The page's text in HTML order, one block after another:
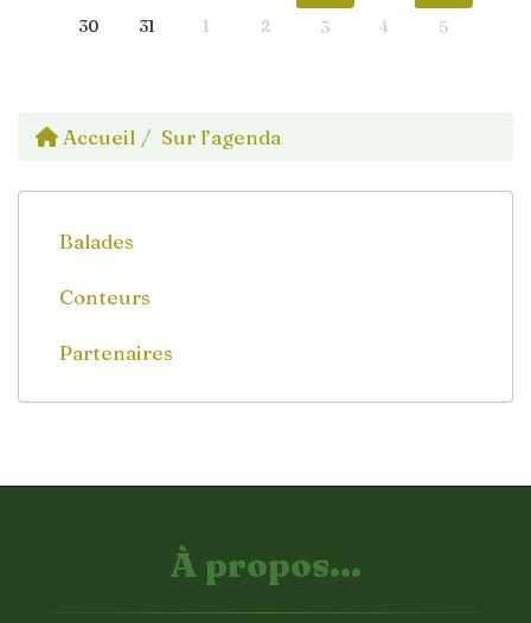
30
31 1 2 3 4 5
Accueil Sur l’agenda
Balades
Conteurs
Partenaires
À propos...